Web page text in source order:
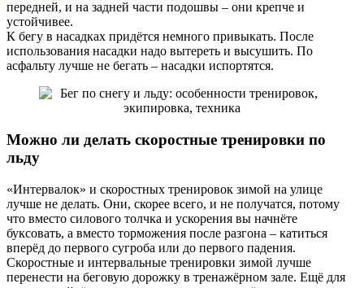
передней, и на задней части подошвы – они крепче и
устойчивее.
К бегу в насадках придётся немного привыкать. После
использования насадки надо вытереть и высушить. По
асфальту лучше не бегать – насадки испортятся.
Можно ли делать скоростные тренировки по
льду
«Интервалок» и скоростных тренировок зимой на улице
лучше не делать. Они, скорее всего, и не получатся, потому
что вместо силового толчка и ускорения вы начнёте
буксовать, а вместо торможения после разгона – катиться
вперёд до первого сугроба или до первого падения.
Скоростные и интервальные тренировки зимой лучше
перенести на беговую дорожку в тренажёрном зале. Ещё для